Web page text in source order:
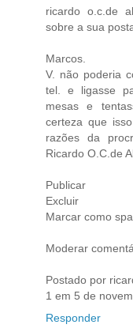
ricardo o.c.de
sobre a sua
Marcos.
V. não poderia
tel. e ligasse
mesas e
certeza que
razões da
Ricardo O.C.de
Publicar
Excluir
Marcar como
Moderar
Postado por
1 em 5 de
Responder